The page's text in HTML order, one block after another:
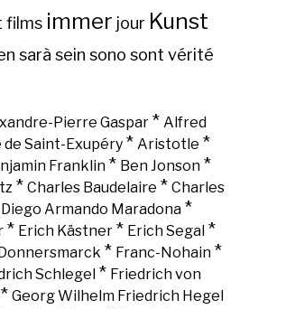
films immer jour Kunst
sarà sein sono sont vérité
Pierre Gaspar* Alfred
Saint-Exupéry * Aristotle *
Franklin * Ben Jonson *
* Charles Baudelaire * Charles
Diego Armando Maradona *
* Erich Kästner * Erich Segal *
* Franc-Nohain *
Schlegel * Friedrich von
* Georg Wilhelm Friedrich Hegel